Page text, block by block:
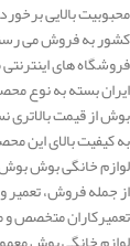
محبوبیت بالایی
کشور به فروش می
فروشگاه های
ایران بسته به نوع
بوش از قیمت بالاتری
به کیفیت بالای این
لوازم خانگی بوش
از جمله فروش، تعمیر
تعمیرکاران متخصص و